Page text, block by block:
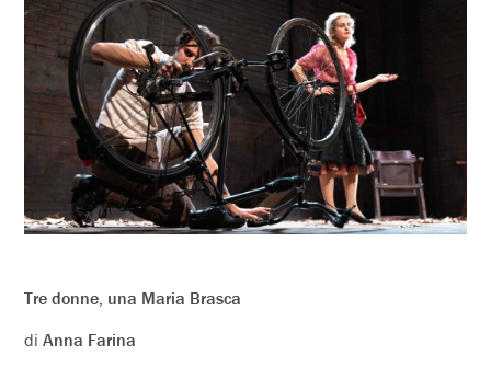
Tre donne, una Maria Brasca
diAnna Farina